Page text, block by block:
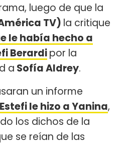
luego de que la
TV) la critique
le había hecho a
Berardipor la
a Sofía Aldrey.
un informe
le hizo a Yanina,
los dichos de la
se reían de las